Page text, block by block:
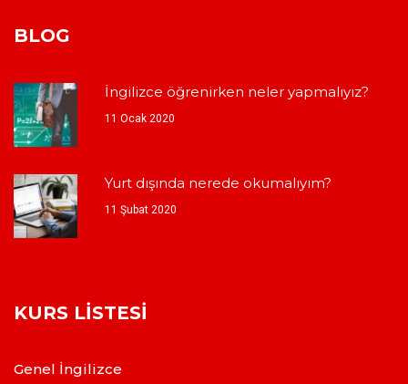
BLOG
İngilizce öğrenirken neler yapmalıyız?
11 Ocak 2020
Yurt dışında nerede okumalıyım?
11 Şubat 2020
KURS LISTESI
Genel İngilizce